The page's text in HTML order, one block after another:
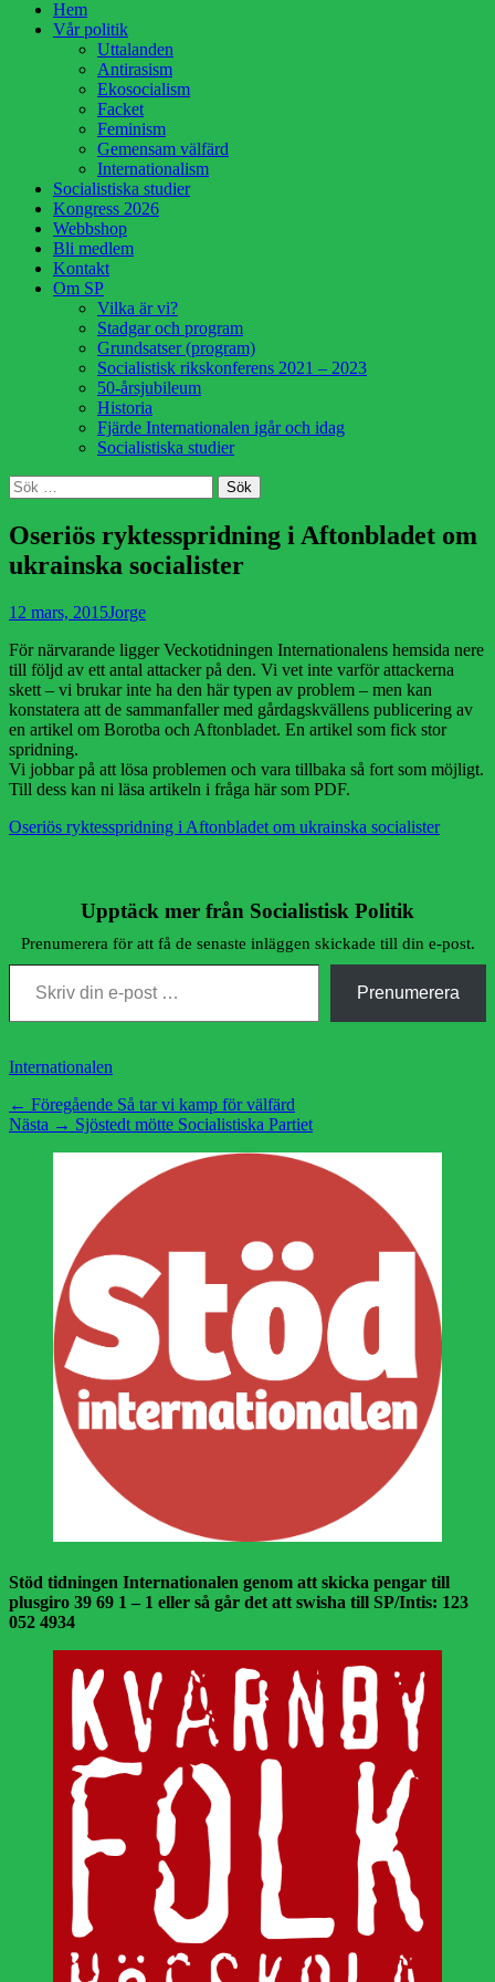
HoppaHem
Vår politik
Uttalanden
Antirasism
Ekosocialism
Facket
Feminism
Gemensam välfärd
Internationalism
Socialistiska studier
Kongress 2026
Webbshop
Bli medlem
Kontakt
Om SP
Vilka är vi?
Stadgar och program
Grundsatser (program)
Socialistisk rikskonferens 2021 – 2023
50-årsjubileum
Historia
Fjärde Internationalen igår och idag
Socialistiska studier
Sök
Sök
efter:
Oseriös ryktesspridning i Aftonbladet om
ukrainska socialister
Publicerad
12 mars, 2015Författare
Jorge
För närvarande ligger Veckotidningen Internationalens hemsida nere
till följd av ett antal attacker på den. Vi vet inte varför attackerna
skett – vi brukar inte ha den här typen av problem – men kan
konstatera att de sammanfaller med gårdagskvällens publicering av
en artikel om Borotba och Aftonbladet. En artikel som fick stor
spridning.
Vi jobbar på att lösa problemen och vara tillbaka så fort som möjligt.
Till dess kan ni läsa artikeln i fråga här som PDF.
Oseriös ryktesspridning i Aftonbladet om ukrainska socialister
Upptäck mer från Socialistisk Politik
Prenumerera för att få de senaste inläggen skickade till din e-post.
Skriv din e-post …
Prenumerera
Kategorier
Internationalen
Inläggsnavigering
← Föregående Föregående
inlägg:
Så tar vi kamp för välfärd
Nästa → Nästa
Sjöstedt mötte Socialistiska Partiet
Stöd tidningen Internationalen genom att skicka pengar till
plusgiro 39 69 1 – 1 eller så går det att swisha till SP/Intis: 123
052 4934